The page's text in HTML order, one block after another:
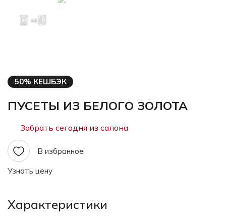
50% КЕШБЭК
ПУСЕТЫ ИЗ БЕЛОГО ЗОЛОТА
Забрать сегодня из салона
В избранное
Узнать цену
Характеристики